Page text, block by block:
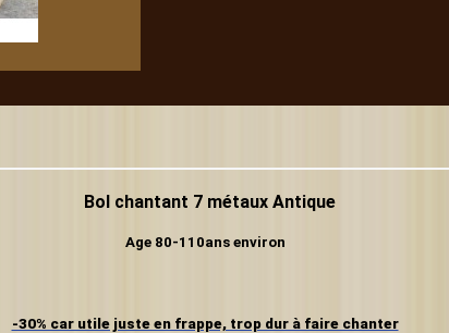
Bol chantant 7 métaux Antique
Age 80-110ans environ
-30% car utile juste en frappe, trop dur à faire chanter